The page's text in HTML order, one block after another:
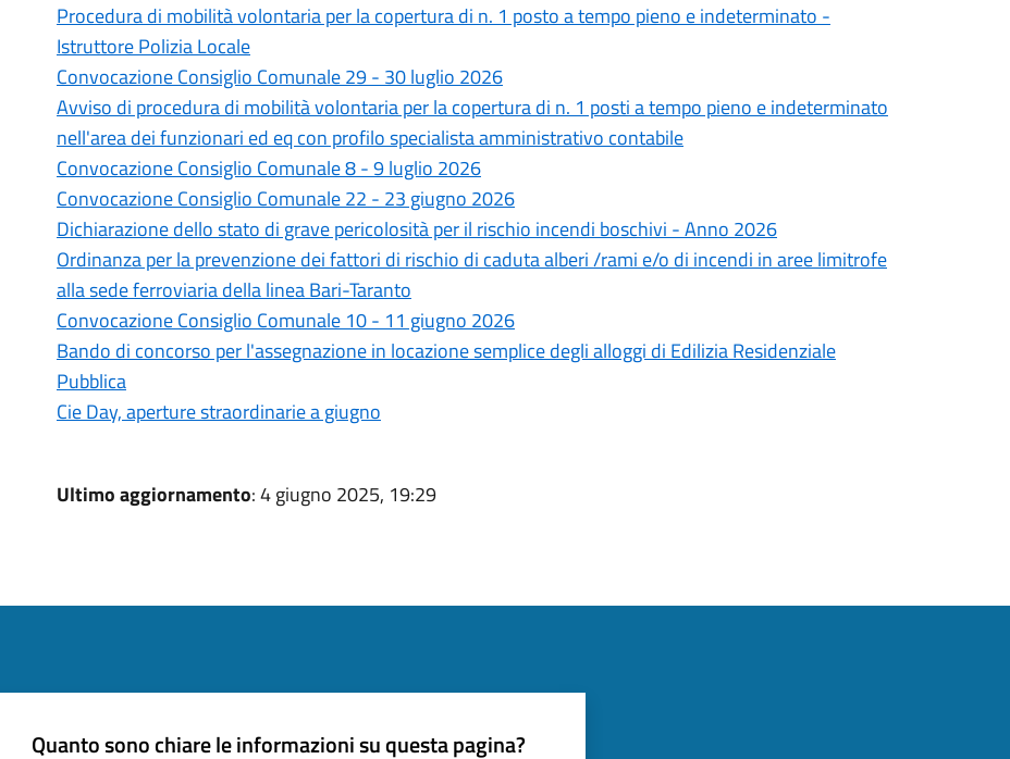
Procedura di mobilità volontaria per la copertura di n. 1 posto a tempo pieno e indeterminato -
Istruttore Polizia Locale
Convocazione Consiglio Comunale 29 - 30 luglio 2026
Avviso di procedura di mobilità volontaria per la copertura di n. 1 posti a tempo pieno e indeterminato
nell'area dei funzionari ed eq con profilo specialista amministrativo contabile
Convocazione Consiglio Comunale 8 - 9 luglio 2026
Convocazione Consiglio Comunale 22 - 23 giugno 2026
Dichiarazione dello stato di grave pericolosità per il rischio incendi boschivi - Anno 2026
Ordinanza per la prevenzione dei fattori di rischio di caduta alberi /rami e/o di incendi in aree limitrofe
alla sede ferroviaria della linea Bari-Taranto
Convocazione Consiglio Comunale 10 - 11 giugno 2026
Bando di concorso per l'assegnazione in locazione semplice degli alloggi di Edilizia Residenziale
Pubblica
Cie Day, aperture straordinarie a giugno
Ultimo aggiornamento: 4 giugno 2025, 19:29
Quanto sono chiare le informazioni su questa pagina?